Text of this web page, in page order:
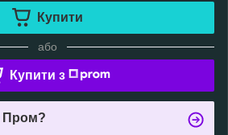
Купити
або
Купити з
Пром?